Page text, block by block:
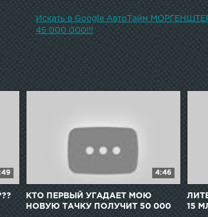
Искать в Google АвтоТайм
45 000 000!!!
4:46
КТО ПЕРВЫЙ УГАДАЕТ МОЮ
НОВУЮ ТАЧКУ ПОЛУЧИТ 50 000
15